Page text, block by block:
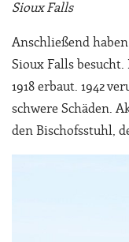
Sioux Falls
Anschließend haben
Sioux Falls besucht.
1918 erbaut. 1942
schwere Schäden.
den Bischofsstuhl,